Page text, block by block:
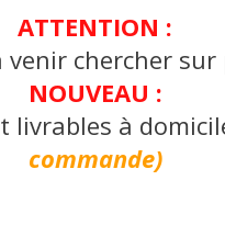
ATTENTION :
venir chercher
NOUVEAU :
livrables à
commande)